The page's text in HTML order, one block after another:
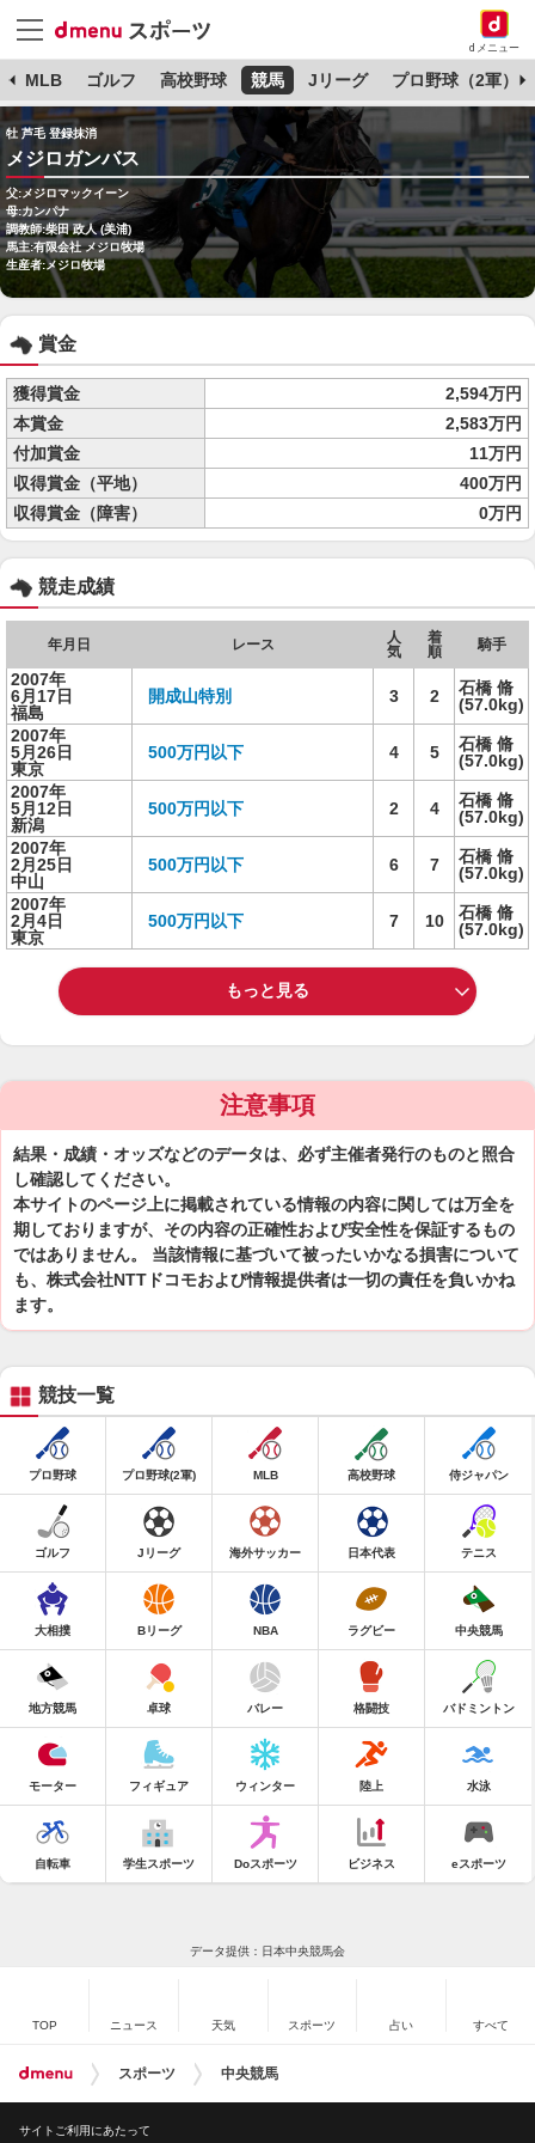
dメニュー
MLB ゴルフ 高校野球 競馬 Jリーグ プロ野球（2軍）
牡 芦毛 登録抹消
メジロガンバス
父:メジロマックイーン
母:カンパナ
調教師:柴田 政人 (美浦)
馬主:有限会社 メジロ牧場
生産者:メジロ牧場
賞金
獲得賞金
2,594万円
本賞金
2,583万円
付加賞金
11万円
収得賞金（平地）
400万円
収得賞金（障害）
0万円
競走成績
年月日 レース
人
気
着
順
騎手
2007年
6月17日
福島
開成山特別 3 2
石橋 脩
(57.0kg)
2007年
5月26日
東京
500万円以下 4 5
石橋 脩
(57.0kg)
2007年
5月12日
新潟
500万円以下 2 4
石橋 脩
(57.0kg)
2007年
2月25日
中山
500万円以下 6 7
石橋 脩
(57.0kg)
2007年
2月4日
東京
500万円以下 7 10
石橋 脩
(57.0kg)
もっと見る
注意事項
結果・成績・オッズなどのデータは、必ず主催者発行のものと照合
し確認してください。
本サイトのページ上に掲載されている情報の内容に関しては万全を
期しておりますが、その内容の正確性および安全性を保証するもの
ではありません。 当該情報に基づいて被ったいかなる損害について
も、株式会社NTTドコモおよび情報提供者は一切の責任を負いかね
ます。
競技一覧
プロ野球 プロ野球(2軍) MLB 高校野球 侍ジャパン
ゴルフ Jリーグ 海外サッカー 日本代表 テニス
大相撲 Bリーグ NBA ラグビー 中央競馬
地方競馬 卓球 バレー 格闘技 バドミントン
モーター フィギュア ウィンター 陸上 水泳
自転車 学生スポーツ Doスポーツ ビジネス eスポーツ
データ提供：日本中央競馬会
TOP ニュース 天気 スポーツ 占い すべて
スポーツ 中央競馬
サイトご利用にあたって